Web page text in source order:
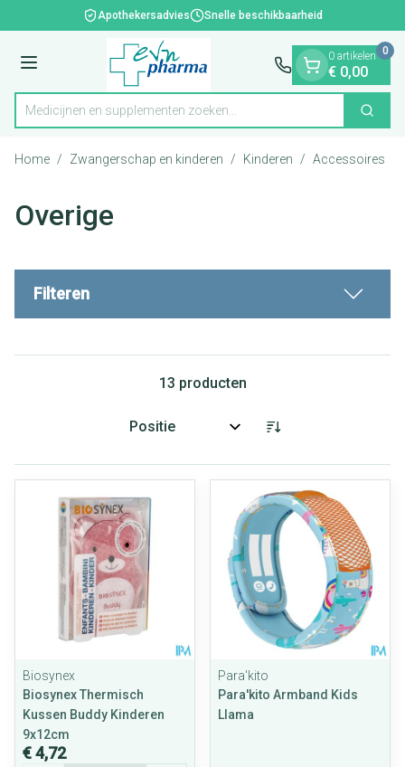
Ga naar de inhoudApothekersadvies Snelle beschikbaarheid
Menu
Product, merk, categorie...
Medicijnen en supplementen zoeken... Zoek
0 artikelen
€ 0,00
0
Home / Zwangerschap en kinderen / Kinderen / Accessoires
Overige
Filteren
13 producten
Sorteer op:
Biosynex
Biosynex Thermisch
Kussen Buddy Kinderen
9x12cm
€ 4,72
Para'kito
Para'kito Armband Kids
Llama